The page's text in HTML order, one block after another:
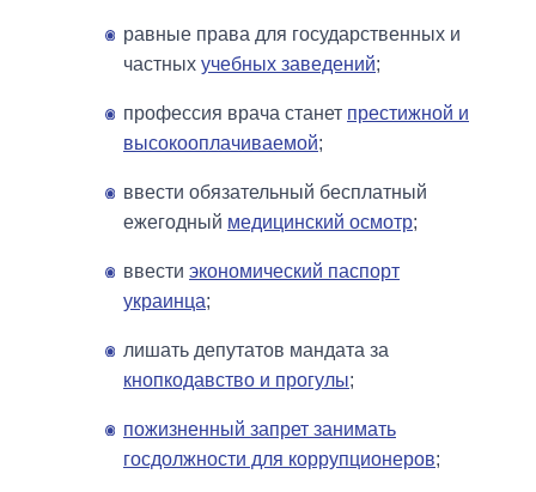
равные права для государственных и
частных учебных заведений;
профессия врача станет престижной и
высокооплачиваемой;
ввести обязательный бесплатный
ежегодный медицинский осмотр;
ввести экономический паспорт
украинца;
лишать депутатов мандата за
кнопкодавство и прогулы;
пожизненный запрет занимать
госдолжности для коррупционеров;